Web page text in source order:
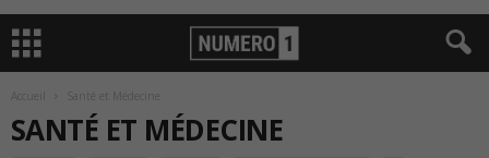
Accueil Santé et Médecine
SANTÉ ET MÉDECINE